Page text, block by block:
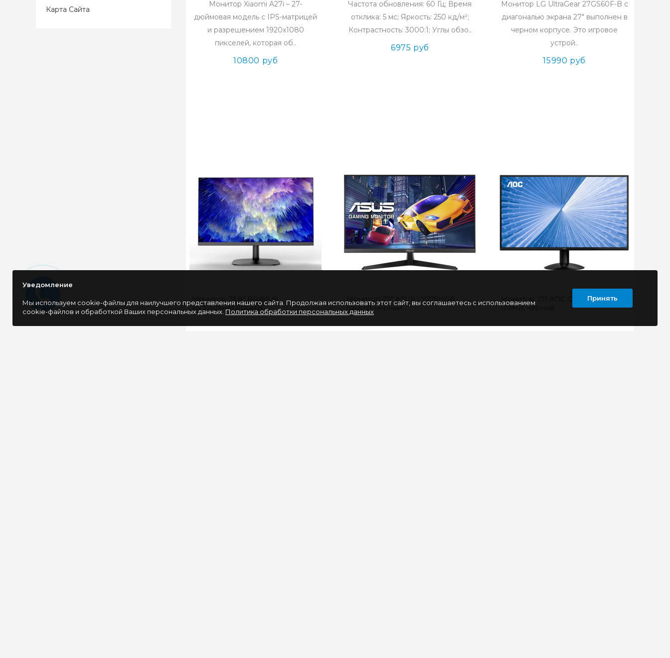
Карта Сайта
Монитор Xiaomi A27i – 27-
дюймовая модель с IPS-матрицей
и разрешением 1920x1080
пикселей, которая об..
10800 руб
Частота обновления: 60 Гц; Время
отклика: 5 мс; Яркость: 250 кд/м²;
Контрастность: 3000:1; Углы обзо..
6975 руб
Монитор LG UltraGear 27GS60F-B с
диагональю экрана 27" выполнен в
черном корпусе. Это игровое
устрой..
15990 руб
Монитор 23.8" BRAVUS
BVS2415HM (100Hz)
Монитор 27" ASUS VY279HGR
(120Hz), черный
Монитор 27" AOC Q27B30S3 (QHD,
120Hz), черный
Уведомление
Мы используем cookie-файлы для наилучшего представления нашего сайта. Продолжая использовать этот сайт, вы соглашаетесь с использованием
cookie-файлов и обработкой Ваших персональных данных. Политика обработки персональных данных
Принять